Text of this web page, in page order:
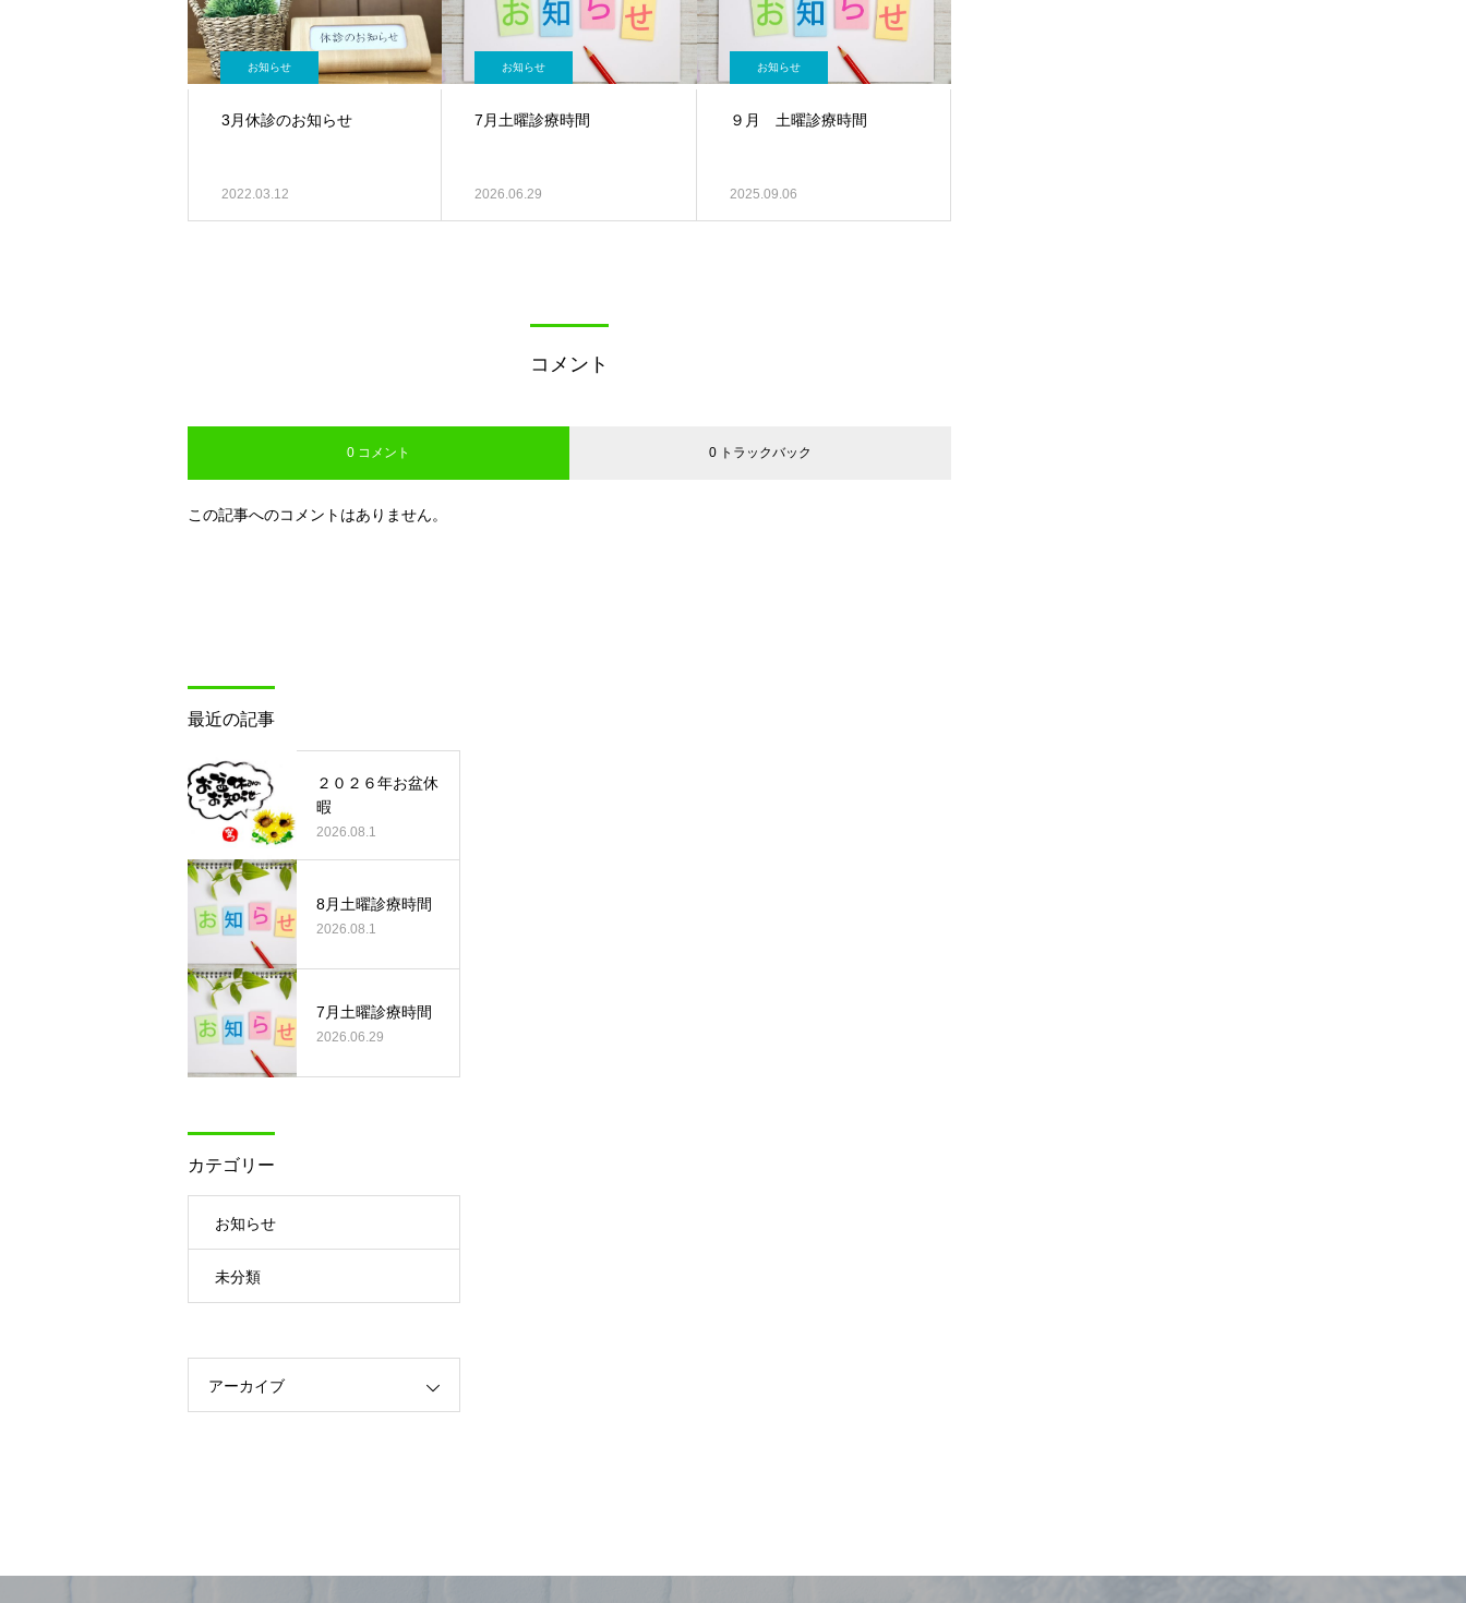
お知らせ
3月休診のお知らせ
2022.03.12
お知らせ
7月土曜診療時間
2026.06.29
お知らせ
９月 土曜診療時間
2025.09.06
コメント
0 コメント 0 トラックバック
この記事へのコメントはありません。
最近の記事
２０２６年お盆休
暇
2026.08.1
8月土曜診療時間
2026.08.1
7月土曜診療時間
2026.06.29
カテゴリー
お知らせ
未分類
アーカイブ